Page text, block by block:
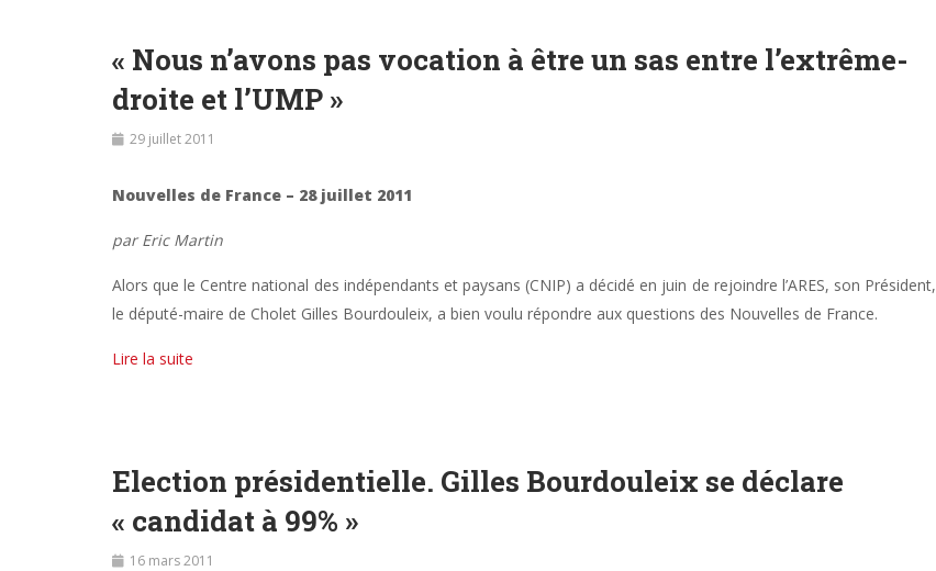
« Nous n’avons pas vocation à être un sas entre l’extrême-
droite et l’UMP »
29 juillet 2011
Nouvelles de France – 28 juillet 2011
par Eric Martin
Alors que le Centre national des indépendants et paysans (CNIP) a décidé en juin de rejoindre l’ARES, son Président,
le député-maire de Cholet Gilles Bourdouleix, a bien voulu répondre aux questions des Nouvelles de France.
Lire la suite
Election présidentielle. Gilles Bourdouleix se déclare
« candidat à 99% »
16 mars 2011